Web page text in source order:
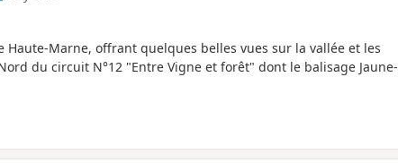
Marne, offrant quelques belles vues sur la vallée et les
du circuit N°12 "Entre Vigne et forêt" dont le balisage Jaune-